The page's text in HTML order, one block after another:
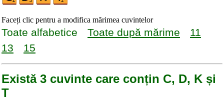
Faceți clic pentru a modifica mărimea cuvintelor
Toate alfabetice Toate după mărime
11
13
15
Există 3 cuvinte care conțin C, D, K și
T